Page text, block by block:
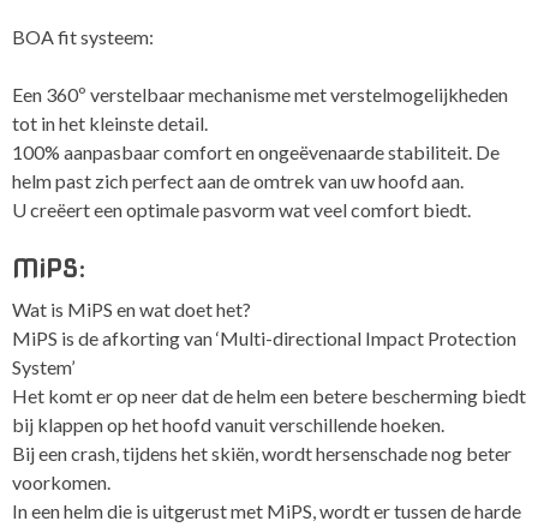
BOA fit systeem:
Een 360º verstelbaar mechanisme met verstelmogelijkheden
tot in het kleinste detail.
100% aanpasbaar comfort en ongeëvenaarde stabiliteit. De
helm past zich perfect aan de omtrek van uw hoofd aan.
U creëert een optimale pasvorm wat veel comfort biedt.
MiPS:
Wat is MiPS en wat doet het?
MiPS is de afkorting van ‘Multi-directional Impact Protection
System’
Het komt er op neer dat de helm een betere bescherming biedt
bij klappen op het hoofd vanuit verschillende hoeken.
Bij een crash, tijdens het skiën, wordt hersenschade nog beter
voorkomen.
In een helm die is uitgerust met MiPS, wordt er tussen de harde